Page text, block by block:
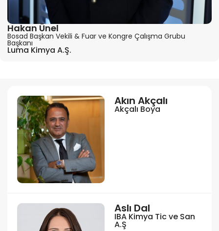
Hakan Ünel
Bosad Başkan Vekili & Fuar ve Kongre Çalışma Grubu
Başkanı
Luma Kimya A.Ş.
Akın Akçalı
Akçalı Boya
Aslı Dal
IBA Kimya Tic ve San
A.Ş